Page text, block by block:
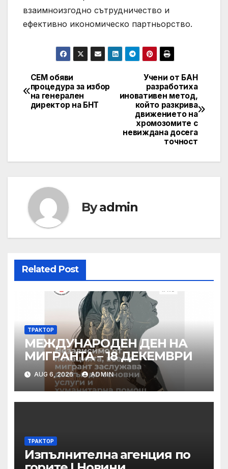
взаимноизгодно сътрудничество и
ефективно икономическо партньорство.
Post
navigation
Учени от БАН
разработиха
иновативен метод,
който разкрива
движението на
хромозомите с
невиждана досега
точност
СЕМ обяви
процедура за избор
на генерален
директор на БНТ
Byadmin
Related Post
ТРАКТОР
МЕЖДУНАРОДЕН ДЕН НА
МИГРАНТА – 18 ДЕКЕМВРИ
AUG 6, 2026 ADMIN
ТРАКТОР
Изпълнителна агенция по